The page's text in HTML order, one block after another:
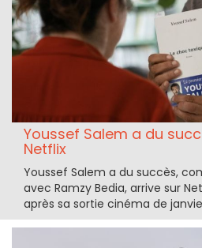
Youssef Salem a du
Netflix
Youssef Salem a du succès,
avec Ramzy Bedia, arrive sur
après sa sortie cinéma de